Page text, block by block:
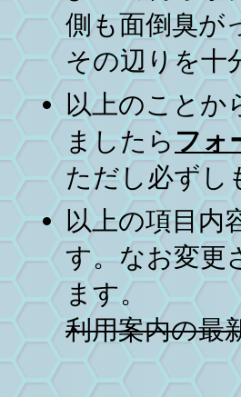
側も面倒臭が
その辺りを十
以上のことか
ましたらフォ
ただし必ずし
以上の項目内
す。なお変更
ます。
利用案内の最